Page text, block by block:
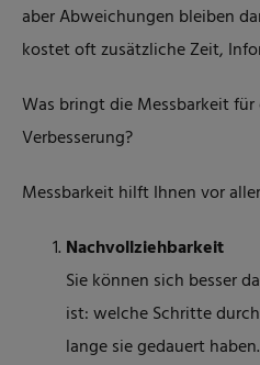
aber Abweichungen bleiben
kostet oft zusätzliche Zeit,
Was bringt die Messbarkeit
Verbesserung?
Messbarkeit hilft Ihnen vor
Nachvollziehbarkeit
Sie können sich besser
ist: welche Schritte
lange sie gedauert